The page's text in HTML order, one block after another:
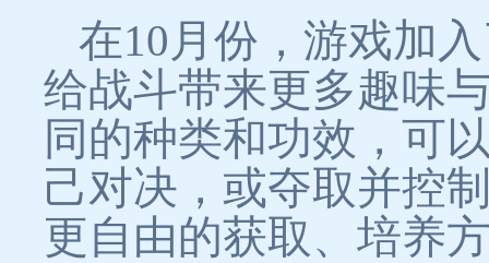
在10月份，游戏加
给战斗带来更多趣味
同的种类和功效，可
己对决，或夺取并控
更自由的获取、培养